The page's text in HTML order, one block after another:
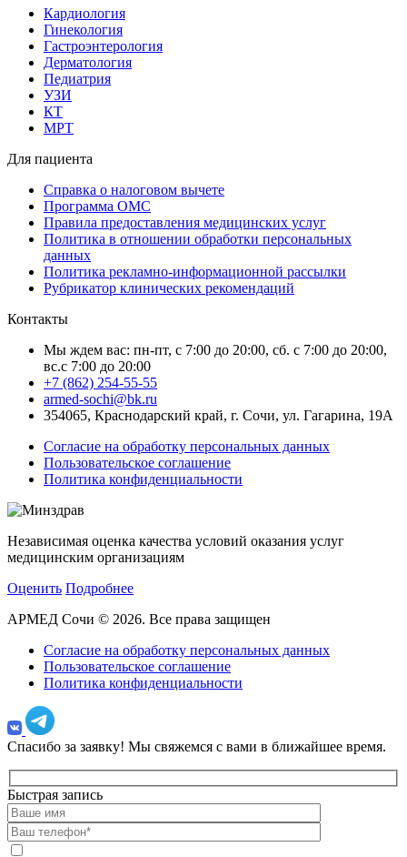
Кардиология
Гинекология
Гастроэнтерология
Дерматология
Педиатрия
УЗИ
КТ
МРТ
Для пациента
Справка о налоговом вычете
Программа ОМС
Правила предоставления медицинских услуг
Политика в отношении обработки персональных
данных
Политика рекламно-информационной рассылки
Рубрикатор клинических рекомендаций
Контакты
Мы ждем вас: пн-пт, с 7:00 до 20:00, сб. с 7:00 до 20:00,
вс.с 7:00 до 20:00
+7 (862) 254-55-55
armed-sochi@bk.ru
354065, Краснодарский край, г. Сочи, ул. Гагарина, 19А
Согласие на обработку персональных данных
Пользовательское соглашение
Политика конфиденциальности
Независимая оценка качества условий оказания услуг
медицинским организациям
Оценить Подробнее
АРМЕД Сочи © 2026. Все права защищен
Согласие на обработку персональных данных
Пользовательское соглашение
Политика конфиденциальности
Спасибо за заявку! Мы свяжемся с вами в ближайшее время.
Быстрая запись